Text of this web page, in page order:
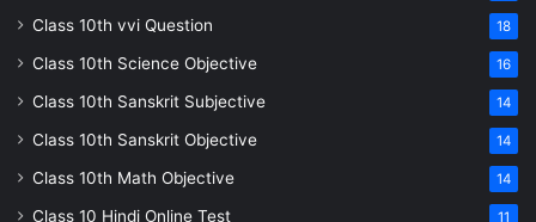
Class 10th vvi Question 18
Class 10th Science Objective 16
Class 10th Sanskrit Subjective 14
Class 10th Sanskrit Objective 14
Class 10th Math Objective 14
Class 10 Hindi Online Test 11